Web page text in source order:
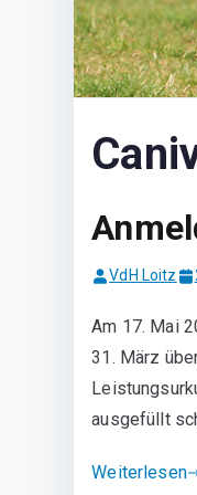
VdH Loitz
Am 17. Mai
31. März
ausgefüllt
Weiterlesen